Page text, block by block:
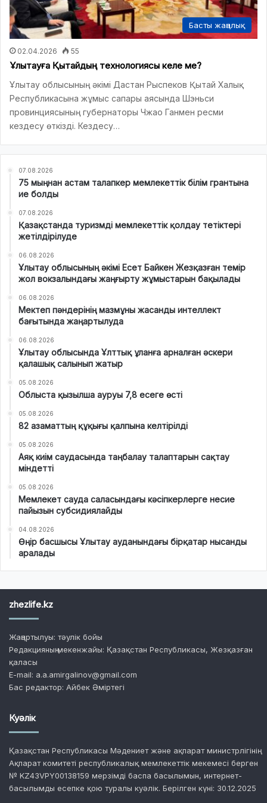
Басты жаңалық
02.04.2026 55
Ұлытауға Қытайдың технологиясы келе ме?
Ұлытау облысының әкімі Дастан Рыспеков Қытай Халық
Республикасына жұмыс сапары аясында Шэньси
провинциясының губернаторы Чжао Ганмен ресми
кездесу өткізді. Кездесу…
07.08.2026
75 мыңнан астам талапкер мемлекеттік білім грантына
ие болды
07.08.2026
Қазақстанда туризмді мемлекеттік қолдау тетіктері
жетілдірілуде
06.08.2026
Ұлытау облысының әкімі Есет Байкен Жезқазған темір
жол вокзалындағы жаңғырту жұмыстарын бақылады
06.08.2026
Мектеп пәндерінің мазмұны жасанды интеллект
бағытында жаңартылуда
06.08.2026
Ұлытау облысында Ұлттық ұланға арналған әскери
қалашық салынып жатыр
05.08.2026
Облыста қызылша ауруы 7,8 есеге өсті
05.08.2026
82 азаматтың құқығы қалпына келтірілді
05.08.2026
Аяқ киім саудасында таңбалау талаптарын сақтау
міндетті
05.08.2026
Мемлекет сауда саласындағы кәсіпкерлерге несие
пайызын субсидиялайды
04.08.2026
Өңір басшысы Ұлытау ауданындағы бірқатар нысанды
аралады
zhezlife.kz
Жаңартылуы: тәулік бойы
Редакцияның мекенжайы: Қазақстан Республикасы, Жезқазған
қаласы
E-mail: a.a.amirgalinov@gmail.com
Бас редактор: Айбек Әміртегі
Куәлік
Қазақстан Республикасы Мәдениет және ақпарат министрлігінің
Ақпарат комитеті республикалық мемлекеттік мекемесі берген
№ KZ43VPY00138159 мерзімді баспа басылымын, интернет-
басылымды есепке қою туралы куәлік. Берілген күні: 30.12.2025